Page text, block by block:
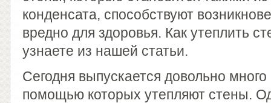
конденсата, способствуют
вредно для здоровья. Как утеплить
узнаете из нашей статьи.
Сегодня выпускается довольно
помощью которых утепляют стены.